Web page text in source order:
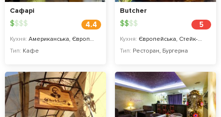
Сафарі
Кухня: Американська, Європейська, Італійська, Японська
Тип: Кафе
4.4
$$$$
Butcher
Кухня: Європейська, Стейк-хаус
Тип: Ресторан, Бургерна
5
$$$$